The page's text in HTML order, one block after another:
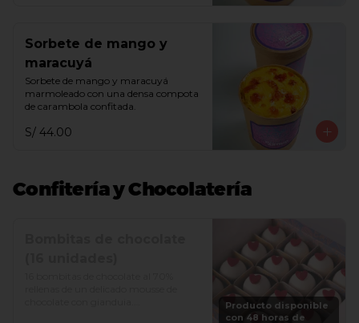
Sorbete de mango y
maracuyá
Sorbete de mango y maracuyá
marmoleado con una densa compota
de carambola confitada.
S/ 44.00
Confitería y Chocolatería
Producto disponible
con 48 horas de